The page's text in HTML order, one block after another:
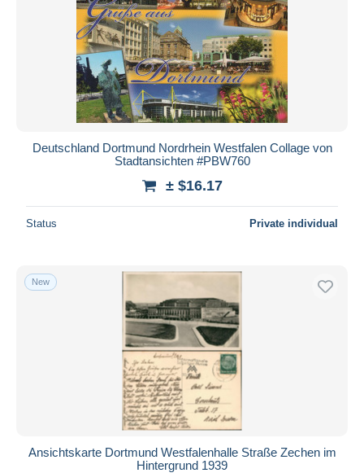
Deutschland Dortmund Nordrhein Westfalen Collage von
Stadtansichten #PBW760
± $16.17
Status Private individual
New
Ansichtskarte Dortmund Westfalenhalle Straße Zechen im
Hintergrund 1939